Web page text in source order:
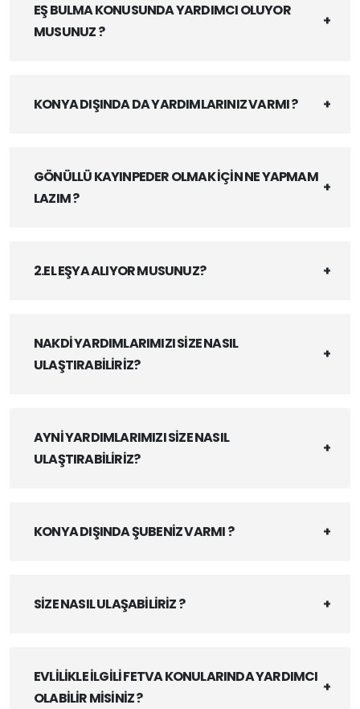
EŞ BULMA KONUSUNDA YARDIMCI OLUYOR
MUSUNUZ ?
KONYA DIŞINDA DA YARDIMLARINIZ VARMI ?
GÖNÜLLÜ KAYINPEDER OLMAK İÇİN NE YAPMAM
LAZIM ?
2.EL EŞYA ALIYOR MUSUNUZ?
NAKDİ YARDIMLARIMIZI SİZE NASIL
ULAŞTIRABİLİRİZ?
AYNİ YARDIMLARIMIZI SİZE NASIL
ULAŞTIRABİLİRİZ?
KONYA DIŞINDA ŞUBENİZ VARMI ?
SİZE NASIL ULAŞABİLİRİZ ?
EVLİLİKLE İLGİLİ FETVA KONULARINDA YARDIMCI
OLABİLİR MİSİNİZ ?